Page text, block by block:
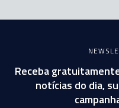
Receba
notícias do dia,